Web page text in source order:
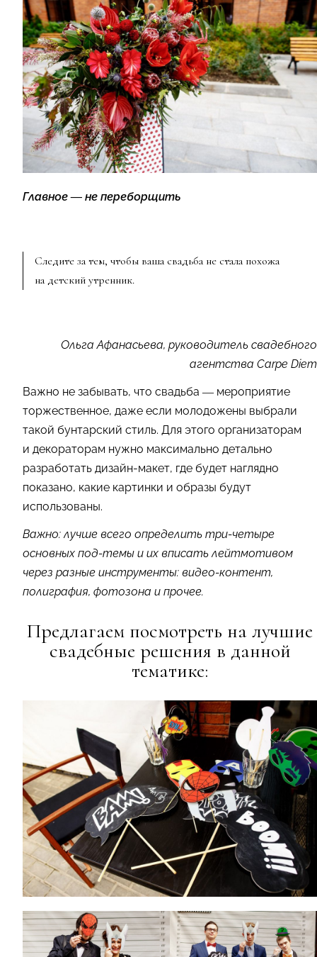
Главное — не переборщить
Следите за тем, чтобы ваша свадьба не стала похожа
на детский утренник.
Ольга Афанасьева, руководитель свадебного
агентства Carpe Diem
Важно не забывать, что свадьба — мероприятие
торжественное, даже если молодожены выбрали
такой бунтарский стиль. Для этого организаторам
и декораторам нужно максимально детально
разработать дизайн-макет, где будет наглядно
показано, какие картинки и образы будут
использованы.
Важно: лучше всего определить три-четыре
основных под-темы и их вписать лейтмотивом
через разные инструменты: видео-контент,
полиграфия, фотозона и прочее.
Предлагаем посмотреть на лучшие
свадебные решения в данной
тематике: